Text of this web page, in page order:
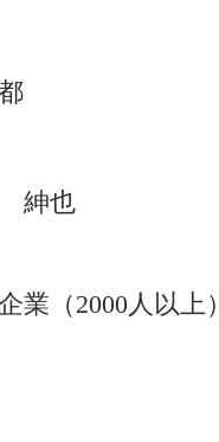
紳也
業（2000人以上）